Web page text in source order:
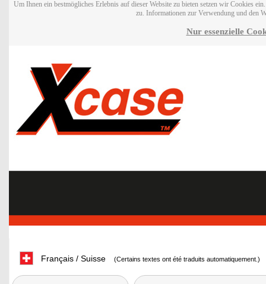
Um Ihnen ein bestmögliches Erlebnis auf dieser Website zu bieten setzen wir Cookies
zu. Informationen zur Verwendung und den
Nur essenzielle
Français / Suisse (Certains textes ont été traduits automatiquement.)